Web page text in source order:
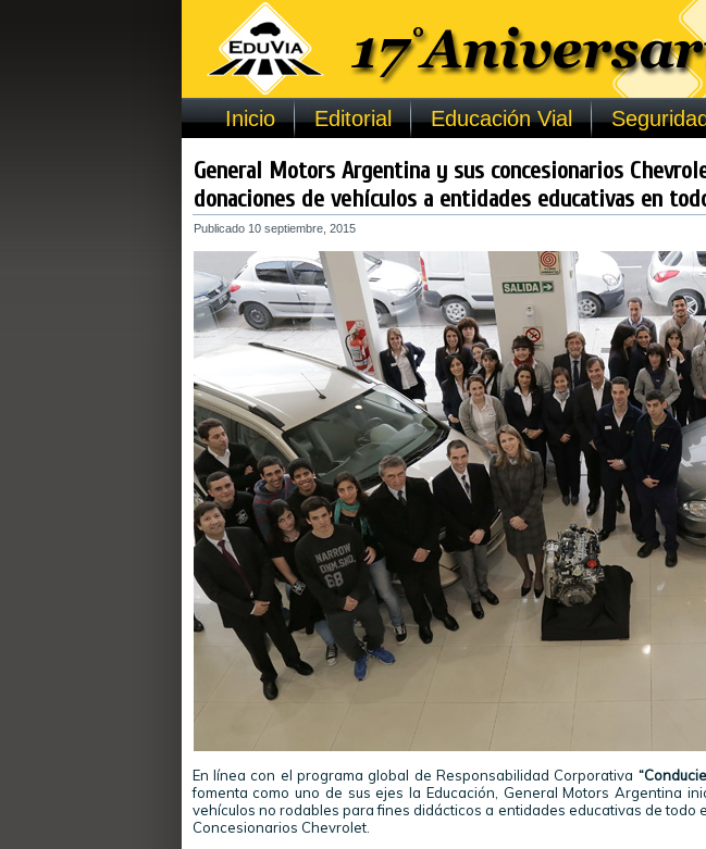
Inicio Editorial Educación Vial
General Motors Argentina y sus concesionarios
donaciones de vehículos a entidades educativas en
Publicado 10 septiembre, 2015
En línea con el programa global de Responsabilidad Corporativa
fomenta como uno de sus ejes la Educación, General Motors Argentina
vehículos no rodables para fines didácticos a entidades educativas de todo
Concesionarios Chevrolet.